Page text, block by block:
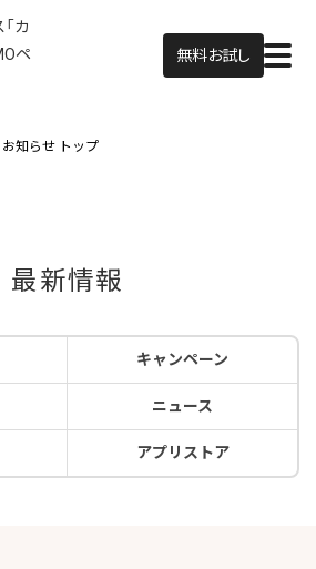
無料お試し
お知らせ トップ
最新情報
キャンペーン
ニュース
アプリストア